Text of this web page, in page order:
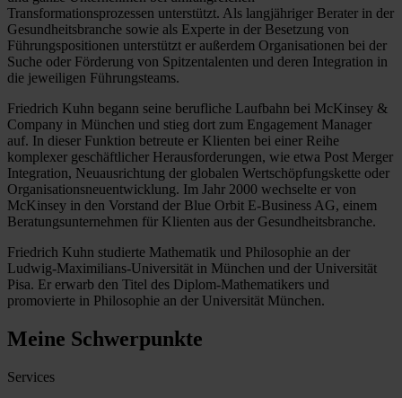
Transformationsprozessen unterstützt. Als langjähriger Berater in der
Gesundheitsbranche sowie als Experte in der Besetzung von
Führungspositionen unterstützt er außerdem Organisationen bei der
Suche oder Förderung von Spitzentalenten und deren Integration in
die jeweiligen Führungsteams.
Friedrich Kuhn begann seine berufliche Laufbahn bei McKinsey &
Company in München und stieg dort zum Engagement Manager
auf. In dieser Funktion betreute er Klienten bei einer Reihe
komplexer geschäftlicher Herausforderungen, wie etwa Post Merger
Integration, Neuausrichtung der globalen Wertschöpfungskette oder
Organisationsneuentwicklung. Im Jahr 2000 wechselte er von
McKinsey in den Vorstand der Blue Orbit E-Business AG, einem
Beratungsunternehmen für Klienten aus der Gesundheitsbranche.
Friedrich Kuhn studierte Mathematik und Philosophie an der
Ludwig-Maximilians-Universität in München und der Universität
Pisa. Er erwarb den Titel des Diplom-Mathematikers und
promovierte in Philosophie an der Universität München.
Meine Schwerpunkte
Services